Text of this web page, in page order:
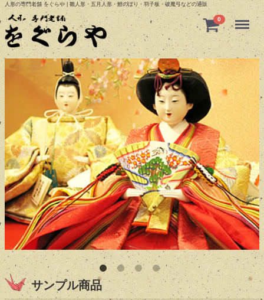
人形の専門老舗 をぐらや | 雛人形・五月人形・鯉のぼり・羽子板・破魔弓などの通販
0 Menu
サンプル商品